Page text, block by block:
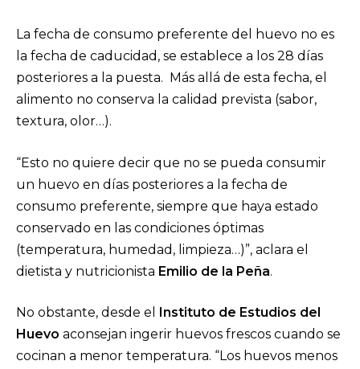
La fecha de consumo preferente del huevo no es
la fecha de caducidad, se establece a los 28 días
posteriores a la puesta. Más allá de esta fecha, el
alimento no conserva la calidad prevista (sabor,
textura, olor…).
“Esto no quiere decir que no se pueda consumir
un huevo en días posteriores a la fecha de
consumo preferente, siempre que haya estado
conservado en las condiciones óptimas
(temperatura, humedad, limpieza…)”, aclara el
dietista y nutricionista Emilio de la Peña.
No obstante, desde el Instituto de Estudios del
Huevo aconsejan ingerir huevos frescos cuando se
cocinan a menor temperatura. “Los huevos menos